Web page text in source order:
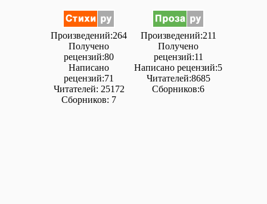
Произведений:264
Получено
рецензий:80
Написано
рецензий:71
Читателей: 25172
Сборников: 7
Произведений:211
Получено
рецензий:11
Написано рецензий:5
Читателей:8685
Сборников:6